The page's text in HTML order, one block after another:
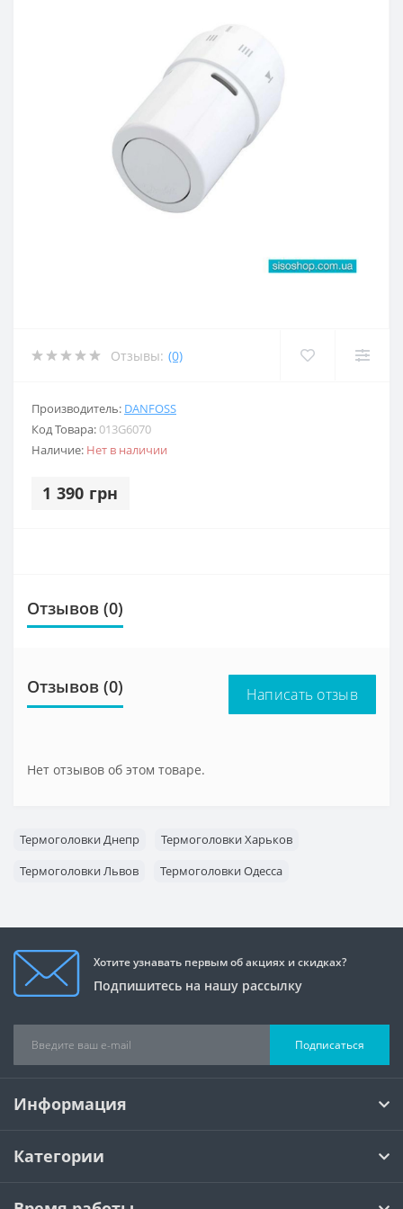
Отзывы: (0)
Производитель: DANFOSS
Код Товара:013G6070
Наличие: Нет в наличии
1 390 грн
Отзывов (0)
Отзывов (0) Написать отзыв
Нет отзывов об этом товаре.
Термоголовки Днепр
Термоголовки Харьков
Термоголовки Львов
Термоголовки Одесса
Хотите узнавать первым об акциях и скидках?
Подпишитесь на нашу рассылку
Подписаться
Информация
Категории